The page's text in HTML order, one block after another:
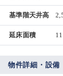
基準階天井高
延床面積
物件詳細・設備